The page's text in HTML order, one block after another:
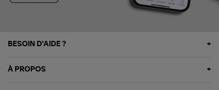
BESOIN D'AIDE ?
À PROPOS